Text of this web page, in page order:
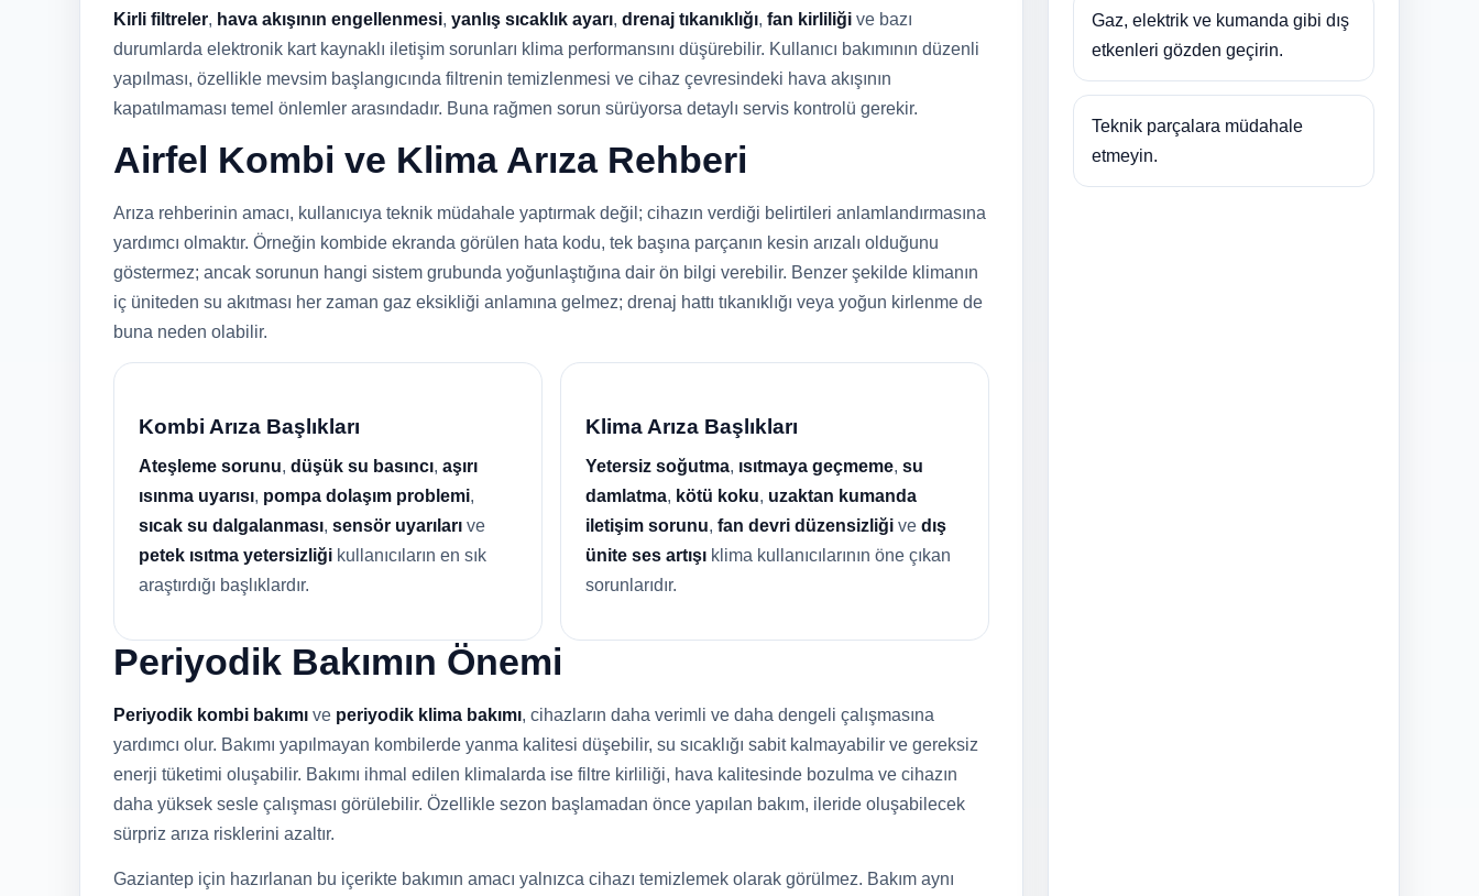
Kirli filtreler, hava akışının engellenmesi, yanlış sıcaklık ayarı, drenaj tıkanıklığı, fan kirliliği ve bazı
durumlarda elektronik kart kaynaklı iletişim sorunları klima performansını düşürebilir. Kullanıcı bakımının düzenli
yapılması, özellikle mevsim başlangıcında filtrenin temizlenmesi ve cihaz çevresindeki hava akışının
kapatılmaması temel önlemler arasındadır. Buna rağmen sorun sürüyorsa detaylı servis kontrolü gerekir.
Airfel Kombi ve Klima Arıza Rehberi
Arıza rehberinin amacı, kullanıcıya teknik müdahale yaptırmak değil; cihazın verdiği belirtileri anlamlandırmasına
yardımcı olmaktır. Örneğin kombide ekranda görülen hata kodu, tek başına parçanın kesin arızalı olduğunu
göstermez; ancak sorunun hangi sistem grubunda yoğunlaştığına dair ön bilgi verebilir. Benzer şekilde klimanın
iç üniteden su akıtması her zaman gaz eksikliği anlamına gelmez; drenaj hattı tıkanıklığı veya yoğun kirlenme de
buna neden olabilir.
Kombi Arıza Başlıkları
Ateşleme sorunu, düşük su basıncı, aşırı
ısınma uyarısı, pompa dolaşım problemi,
sıcak su dalgalanması, sensör uyarıları ve
petek ısıtma yetersizliği kullanıcıların en sık
araştırdığı başlıklardır.
Klima Arıza Başlıkları
Yetersiz soğutma, ısıtmaya geçmeme, su
damlatma, kötü koku, uzaktan kumanda
iletişim sorunu, fan devri düzensizliği ve dış
ünite ses artışı klima kullanıcılarının öne çıkan
sorunlarıdır.
Periyodik Bakımın Önemi
Periyodik kombi bakımı ve periyodik klima bakımı, cihazların daha verimli ve daha dengeli çalışmasına
yardımcı olur. Bakımı yapılmayan kombilerde yanma kalitesi düşebilir, su sıcaklığı sabit kalmayabilir ve gereksiz
enerji tüketimi oluşabilir. Bakımı ihmal edilen klimalarda ise filtre kirliliği, hava kalitesinde bozulma ve cihazın
daha yüksek sesle çalışması görülebilir. Özellikle sezon başlamadan önce yapılan bakım, ileride oluşabilecek
sürpriz arıza risklerini azaltır.
Gaziantep için hazırlanan bu içerikte bakımın amacı yalnızca cihazı temizlemek olarak görülmez. Bakım aynı
Gaz, elektrik ve kumanda gibi dış
etkenleri gözden geçirin.
Teknik parçalara müdahale
etmeyin.